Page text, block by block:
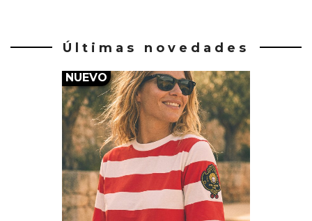
Últimas novedades
NUEVO